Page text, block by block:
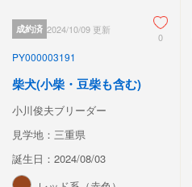
成約済 2024/10/09 更新
0
PY000003191
柴犬(小柴・豆柴も含む)
小川俊夫ブリーダー
見学地：三重県
誕生日：2024/08/03